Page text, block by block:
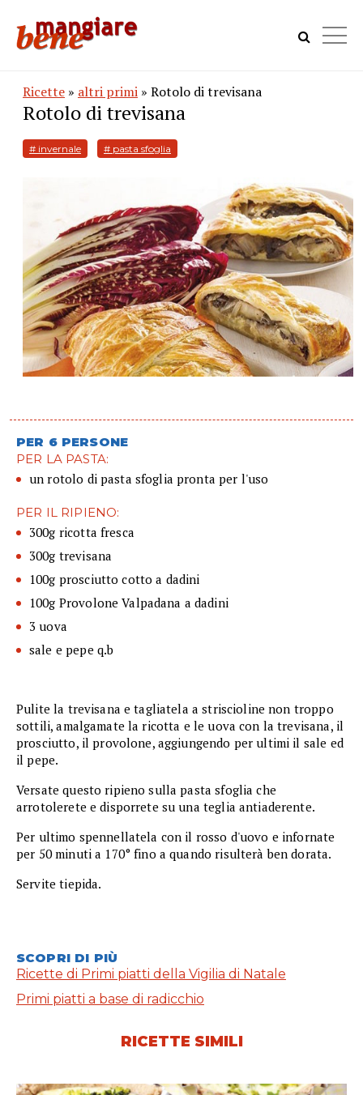
Ricette » altri primi » Rotolo di trevisana
Rotolo di trevisana
# invernale # pasta sfoglia
PER 6 PERSONE
PER LA PASTA:
un rotolo di pasta sfoglia pronta per l'uso
PER IL RIPIENO:
300g ricotta fresca
300g trevisana
100g prosciutto cotto a dadini
100g Provolone Valpadana a dadini
3 uova
sale e pepe q.b
Pulite la trevisana e tagliatela a striscioline non troppo
sottili, amalgamate la ricotta e le uova con la trevisana, il
prosciutto, il provolone, aggiungendo per ultimi il sale ed
il pepe.
Versate questo ripieno sulla pasta sfoglia che
arrotolerete e disporrete su una teglia antiaderente.
Per ultimo spennellatela con il rosso d'uovo e infornate
per 50 minuti a 170° fino a quando risulterà ben dorata.
Servite tiepida.
SCOPRI DI PIÙ
Ricette di Primi piatti della Vigilia di Natale
Primi piatti a base di radicchio
RICETTE SIMILI